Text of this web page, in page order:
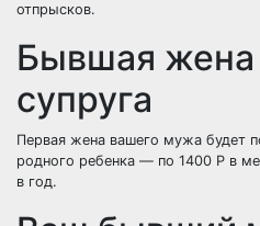
отпрысков.
Бывшая жена
супруга
Первая жена вашего мужа будет
родного ребенка — по 1400 Р в
в год.